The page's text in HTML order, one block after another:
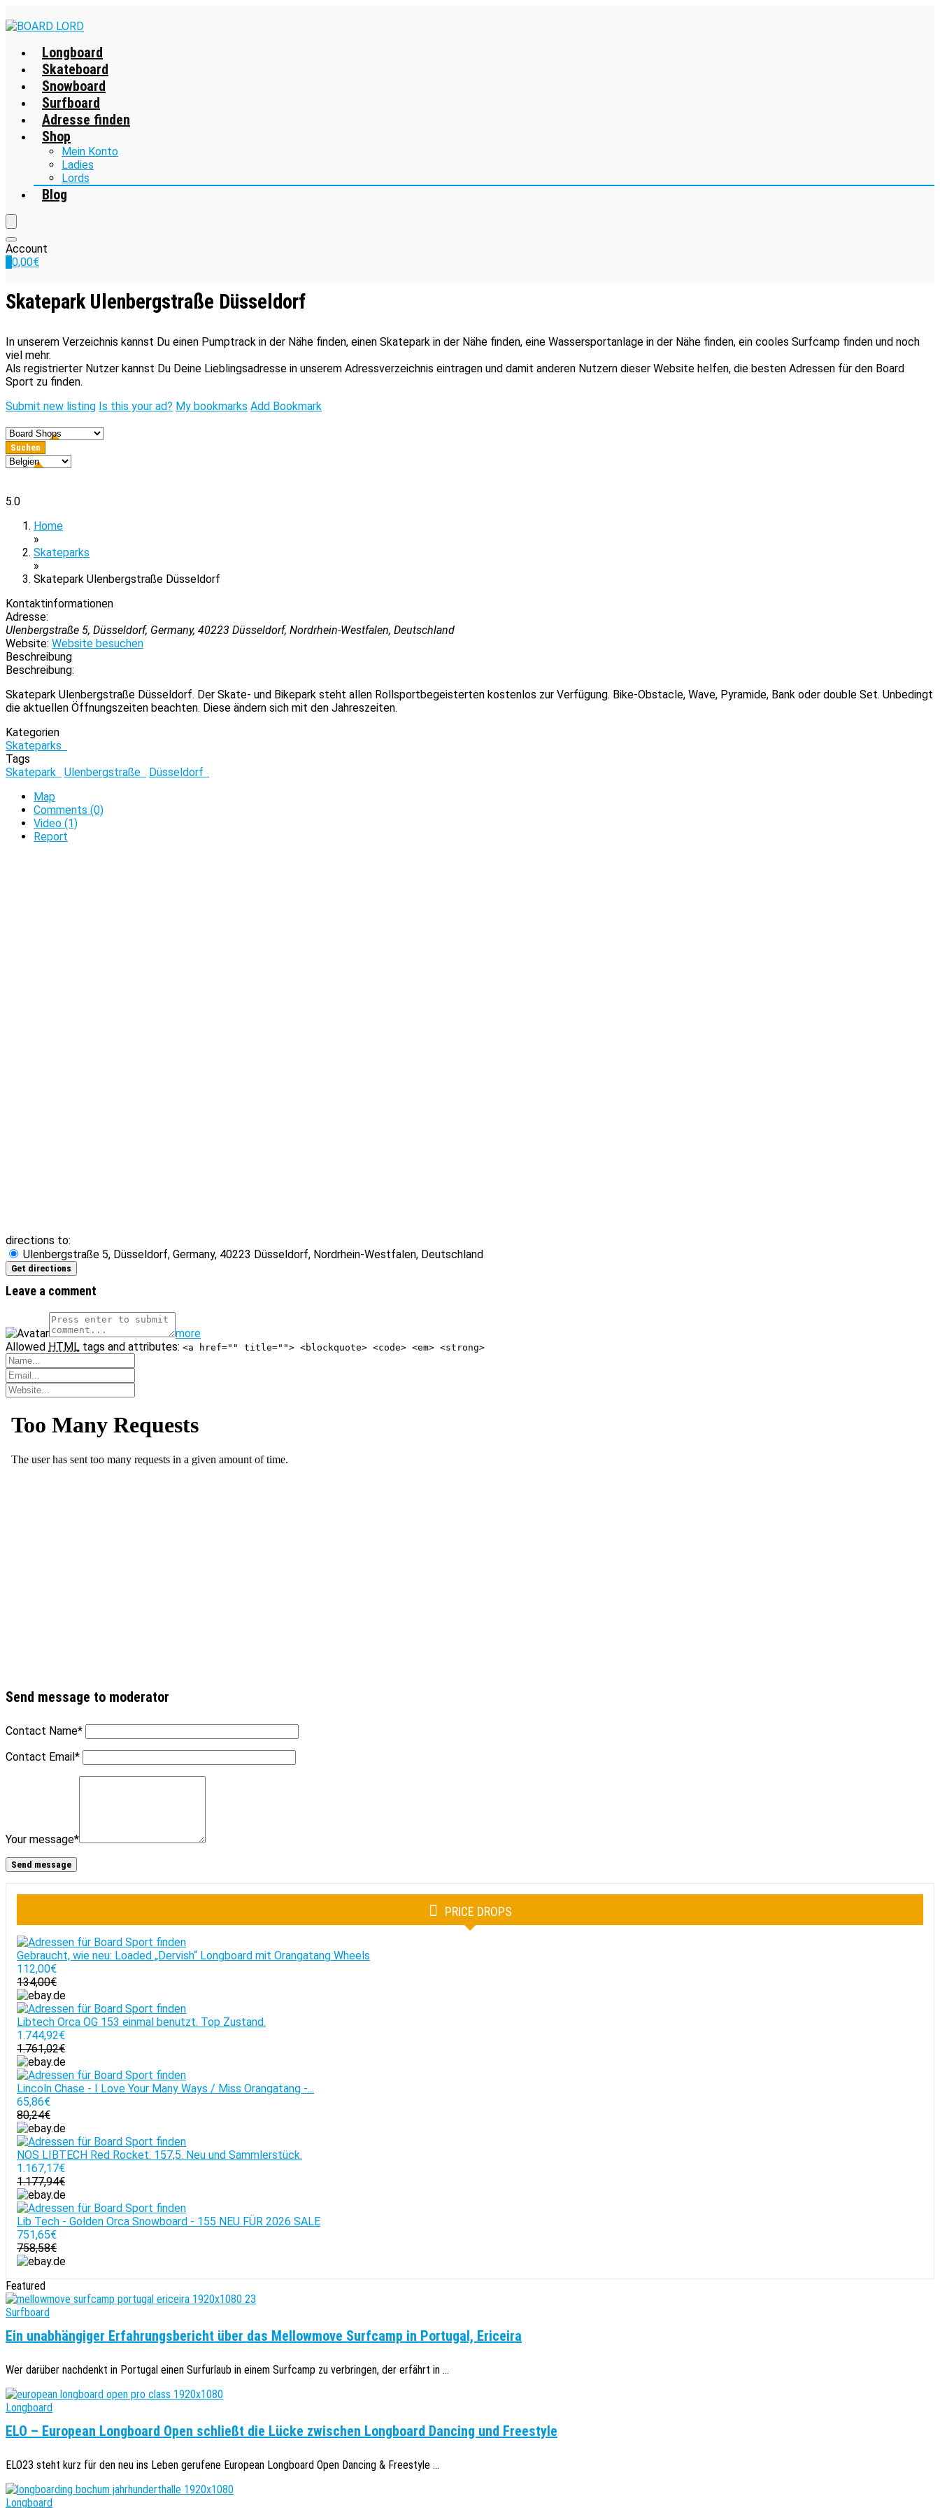
Longboard
Skateboard
Snowboard
Surfboard
Adresse finden
Shop
Mein Konto
Ladies
Lords
Blog
Account
0,00€
Skatepark Ulenbergstraße Düsseldorf
In unserem Verzeichnis kannst Du einen Pumptrack in der Nähe finden, einen Skatepark in der Nähe finden, eine Wassersportanlage in der Nähe finden, ein cooles Surfcamp finden und noch
viel mehr.
Als registrierter Nutzer kannst Du Deine Lieblingsadresse in unserem Adressverzeichnis eintragen und damit anderen Nutzern dieser Website helfen, die besten Adressen für den Board
Sport zu finden.
Submit new listing Is this your ad? My bookmarks Add Bookmark
5.0
Home
»
Skateparks
»
Skatepark Ulenbergstraße Düsseldorf
Kontaktinformationen
Adresse:
Ulenbergstraße 5, Düsseldorf, Germany, 40223 Düsseldorf, Nordrhein-Westfalen, Deutschland
Website: Website besuchen
Beschreibung
Beschreibung:
Skatepark Ulenbergstraße Düsseldorf. Der Skate- und Bikepark steht allen Rollsportbegeisterten kostenlos zur Verfügung. Bike-Obstacle, Wave, Pyramide, Bank oder double Set. Unbedingt
die aktuellen Öffnungszeiten beachten. Diese ändern sich mit den Jahreszeiten.
Kategorien
Skateparks
Tags
Skatepark
Ulenbergstraße
Düsseldorf
Map
Comments (0)
Video (1)
Report
directions to:
Ulenbergstraße 5, Düsseldorf, Germany, 40223 Düsseldorf, Nordrhein-Westfalen, Deutschland
Leave a comment
more
Allowed HTML tags and attributes: <a href="" title=""> <blockquote> <code> <em> <strong>
Send message to moderator
Contact Name*
Contact Email*
Your message*
PRICE DROPS
Gebraucht, wie neu: Loaded „Dervish“ Longboard mit Orangatang Wheels
112,00€
134,00€
Libtech Orca OG 153 einmal benutzt. Top Zustand.
1.744,92€
1.761,02€
Lincoln Chase - I Love Your Many Ways / Miss Orangatang -...
65,86€
80,24€
NOS LIBTECH Red Rocket. 157,5. Neu und Sammlerstück.
1.167,17€
1.177,94€
Lib Tech - Golden Orca Snowboard - 155 NEU FÜR 2026 SALE
751,65€
758,58€
Featured
Surfboard
Ein unabhängiger Erfahrungsbericht über das Mellowmove Surfcamp in Portugal, Ericeira
Wer darüber nachdenkt in Portugal einen Surfurlaub in einem Surfcamp zu verbringen, der erfährt in ...
Longboard
ELO – European Longboard Open schließt die Lücke zwischen Longboard Dancing und Freestyle
ELO23 steht kurz für den neu ins Leben gerufene European Longboard Open Dancing & Freestyle ...
Longboard